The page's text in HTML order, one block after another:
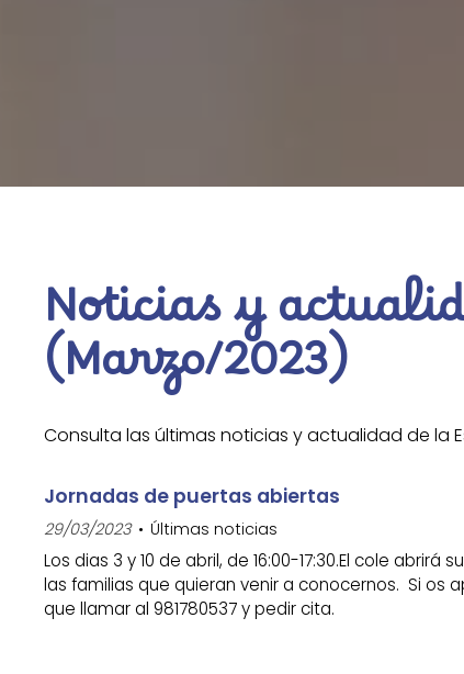
Noticias y
(Marzo/2023)
Consulta las últimas noticias y actualidad de la
Jornadas de puertas abiertas
29/03/2023 Últimas noticias
Los dias 3 y 10 de abril, de 16:00-17:30.El cole abrirá
las familias que quieran venir a conocernos. Si os
que llamar al 981780537 y pedir cita.